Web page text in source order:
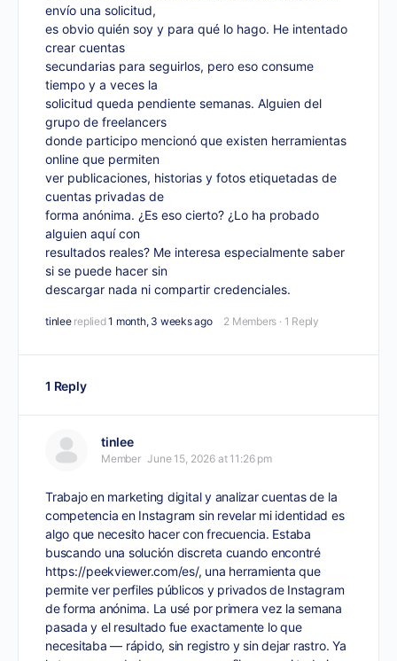
envío una solicitud,
es obvio quién soy y para qué lo hago. He intentado
crear cuentas
secundarias para seguirlos, pero eso consume
tiempo y a veces la
solicitud queda pendiente semanas. Alguien del
grupo de freelancers
donde participo mencionó que existen herramientas
online que permiten
ver publicaciones, historias y fotos etiquetadas de
cuentas privadas de
forma anónima. ¿Es eso cierto? ¿Lo ha probado
alguien aquí con
resultados reales? Me interesa especialmente saber
si se puede hacer sin
descargar nada ni compartir credenciales.
tinlee replied1 month, 3 weeks ago 2 Members · 1 Reply
1 Reply
tinlee
Member June 15, 2026 at 11:26 pm
Trabajo en marketing digital y analizar cuentas de la
competencia en Instagram sin revelar mi identidad es
algo que necesito hacer con frecuencia. Estaba
buscando una solución discreta cuando encontré
https://peekviewer.com/es/, una herramienta que
permite ver perfiles públicos y privados de Instagram
de forma anónima. La usé por primera vez la semana
pasada y el resultado fue exactamente lo que
necesitaba — rápido, sin registro y sin dejar rastro. Ya